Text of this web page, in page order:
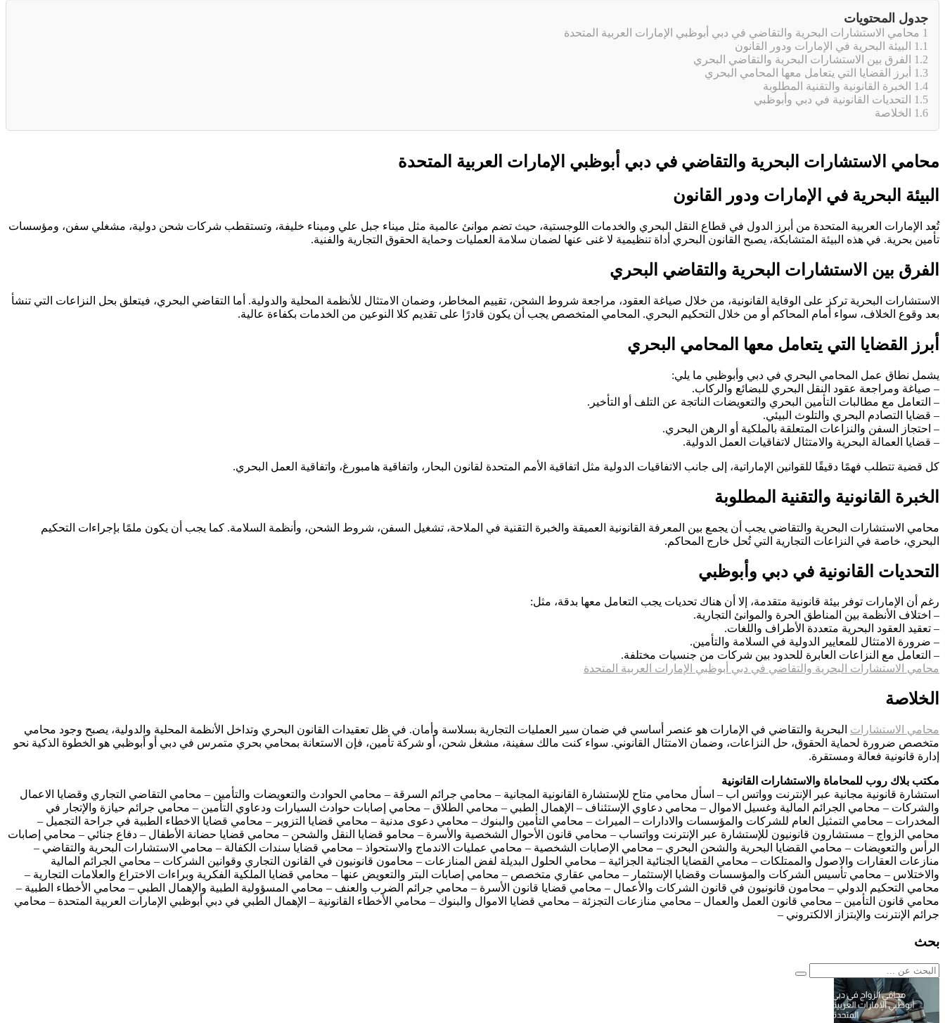
جدول المحتويات
1 محامي الاستشارات البحرية والتقاضي في دبي أبوظبي الإمارات العربية المتحدة
1.1 البيئة البحرية في الإمارات ودور القانون
1.2 الفرق بين الاستشارات البحرية والتقاضي البحري
1.3 أبرز القضايا التي يتعامل معها المحامي البحري
1.4 الخبرة القانونية والتقنية المطلوبة
1.5 التحديات القانونية في دبي وأبوظبي
1.6 الخلاصة
محامي الاستشارات البحرية والتقاضي في دبي أبوظبي الإمارات العربية المتحدة
البيئة البحرية في الإمارات ودور القانون
تُعد الإمارات العربية المتحدة من أبرز الدول في قطاع النقل البحري والخدمات اللوجستية، حيث تضم موانئ عالمية مثل ميناء جبل علي وميناء خليفة، وتستقطب شركات شحن دولية، مشغلي سفن، ومؤسسات
تأمين بحرية. في هذه البيئة المتشابكة، يصبح القانون البحري أداة تنظيمية لا غنى عنها لضمان سلامة العمليات وحماية الحقوق التجارية والفنية.
الفرق بين الاستشارات البحرية والتقاضي البحري
الاستشارات البحرية تركز على الوقاية القانونية، من خلال صياغة العقود، مراجعة شروط الشحن، تقييم المخاطر، وضمان الامتثال للأنظمة المحلية والدولية. أما التقاضي البحري، فيتعلق بحل النزاعات التي تنشأ
بعد وقوع الخلاف، سواء أمام المحاكم أو من خلال التحكيم البحري. المحامي المتخصص يجب أن يكون قادرًا على تقديم كلا النوعين من الخدمات بكفاءة عالية.
أبرز القضايا التي يتعامل معها المحامي البحري
يشمل نطاق عمل المحامي البحري في دبي وأبوظبي ما يلي:
– صياغة ومراجعة عقود النقل البحري للبضائع والركاب.
– التعامل مع مطالبات التأمين البحري والتعويضات الناتجة عن التلف أو التأخير.
– قضايا التصادم البحري والتلوث البيئي.
– احتجاز السفن والنزاعات المتعلقة بالملكية أو الرهن البحري.
– قضايا العمالة البحرية والامتثال لاتفاقيات العمل الدولية.
كل قضية تتطلب فهمًا دقيقًا للقوانين الإماراتية، إلى جانب الاتفاقيات الدولية مثل اتفاقية الأمم المتحدة لقانون البحار، واتفاقية هامبورغ، واتفاقية العمل البحري.
الخبرة القانونية والتقنية المطلوبة
محامي الاستشارات البحرية والتقاضي يجب أن يجمع بين المعرفة القانونية العميقة والخبرة التقنية في الملاحة، تشغيل السفن، شروط الشحن، وأنظمة السلامة. كما يجب أن يكون ملمًا بإجراءات التحكيم
البحري، خاصة في النزاعات التجارية التي تُحل خارج المحاكم.
التحديات القانونية في دبي وأبوظبي
رغم أن الإمارات توفر بيئة قانونية متقدمة، إلا أن هناك تحديات يجب التعامل معها بدقة، مثل:
– اختلاف الأنظمة بين المناطق الحرة والموانئ التجارية.
– تعقيد العقود البحرية متعددة الأطراف واللغات.
– ضرورة الامتثال للمعايير الدولية في السلامة والتأمين.
– التعامل مع النزاعات العابرة للحدود بين شركات من جنسيات مختلفة.
محامي الاستشارات البحرية والتقاضي في دبي أبوظبي الإمارات العربية المتحدة
الخلاصة
محامي الاستشارات البحرية والتقاضي في الإمارات هو عنصر أساسي في ضمان سير العمليات التجارية بسلاسة وأمان. في ظل تعقيدات القانون البحري وتداخل الأنظمة المحلية والدولية، يصبح وجود محامي
متخصص ضرورة لحماية الحقوق، حل النزاعات، وضمان الامتثال القانوني. سواء كنت مالك سفينة، مشغل شحن، أو شركة تأمين، فإن الاستعانة بمحامي بحري متمرس في دبي أو أبوظبي هو الخطوة الذكية نحو
إدارة قانونية فعالة ومستقرة.
مكتب بلاك روب للمحاماة والاستشارات القانونية
استشارة قانونية مجانية عبر الإنترنت وواتس اب – اسأل محامي متاح للإستشارة القانونية المجانية – محامي جرائم السرقة – محامي الحوادث والتعويضات والتأمين – محامي التقاضي التجاري وقضايا الاعمال
والشركات – محامي الجرائم المالية وغسيل الاموال – محامي دعاوي الإستئناف – الإهمال الطبي – محامي الطلاق – محامي إصابات حوادث السيارات ودعاوي التأمين – محامي جرائم حيازة والإتجار في
المخدرات – محامي التمثيل العام للشركات والمؤسسات والادارات – الميراث – محامي التأمين والبنوك – محامي دعوى مدنية – محامي قضايا التزوير – محامي قضايا الاخطاء الطبية في جراحة التجميل –
محامي الزواج – مستشارون قانونيون للإستشارة عبر الإنترنت وواتساب – محامي قانون الأحوال الشخصية والأسرة – محامو قضايا النقل والشحن – محامي قضايا حضانة الأطفال – دفاع جنائي – محامي إصابات
الرأس والتعويضات – محامي القضايا البحرية والشحن البحري – محامي الإصابات الشخصية – محامي عمليات الاندماج والاستحواذ – محامي قضايا سندات الكفالة – محامي الاستشارات البحرية والتقاضي –
منازعات العقارات والاصول والممتلكات – محامي القضايا الجنائية الجزائية – محامي الحلول البديلة لفض المنازعات – محامون قانونيون في القانون التجاري وقوانين الشركات – محامي الجرائم المالية
والاختلاس – محامي تأسيس الشركات والمؤسسات وقضايا الإستثمار – محامي عقاري متخصص – محامي إصابات البتر والتعويض عنها – محامي قضايا الملكية الفكرية وبراءات الاختراع والعلامات التجارية –
محامي التحكيم الدولي – محامون قانونيون في قانون الشركات والأعمال – محامي قضايا قانون الأسرة – محامي جرائم الضرب والعنف – محامي المسؤولية الطبية والإهمال الطبي – محامي الأخطاء الطبية –
محامي قانون التأمين – محامي قانون العمل والعمال – محامي منازعات التجزئة – محامي قضايا الاموال والبنوك – محامي الأخطاء القانونية – الإهمال الطبي في دبي أبوظبي الإمارات العربية المتحدة – محامي
جرائم الإنترنت والإبتزاز الالكتروني –
بحث